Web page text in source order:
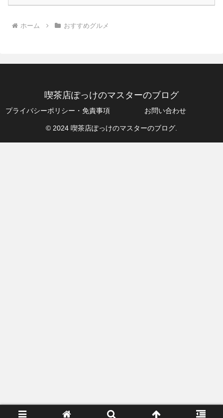
ホーム おすすめグルメ
喫茶店ぽっけのマスターのブログ
プライバシーポリシー・免責事項 お問い合わせ
© 2024 喫茶店ぽっけのマスターのブログ.